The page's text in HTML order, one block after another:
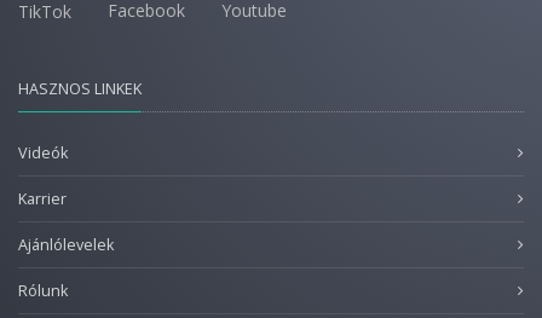
TikTok Facebook Youtube
HASZNOS LINKEK
Videók
Karrier
Ajánlólevelek
Rólunk